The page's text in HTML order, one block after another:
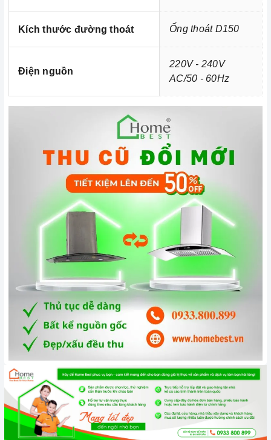
Kích thước đường thoát Ống thoát D150
Điện nguồn
220V - 240V
AC/50 - 60Hz